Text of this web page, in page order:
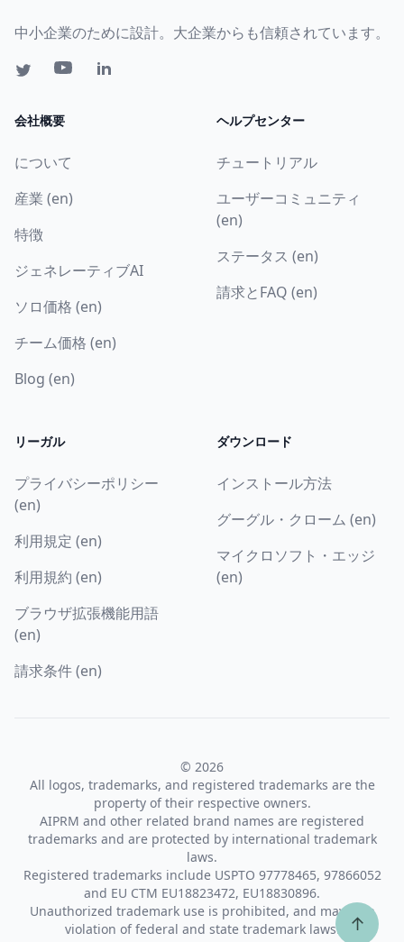
中小企業のために設計。大企業からも信頼されています。
会社概要
について
産業 (en)
特徴
ジェネレーティブAI
ソロ価格 (en)
チーム価格 (en)
Blog (en)
ヘルプセンター
チュートリアル
ユーザーコミュニティ
(en)
ステータス (en)
請求とFAQ (en)
リーガル
プライバシーポリシー
(en)
利用規定 (en)
利用規約 (en)
ブラウザ拡張機能用語
(en)
請求条件 (en)
ダウンロード
インストール方法
グーグル・クローム (en)
マイクロソフト・エッジ
(en)
© 2026
All logos, trademarks, and registered trademarks are the
property of their respective owners.
AIPRM and other related brand names are registered
trademarks and are protected by international trademark
laws.
Registered trademarks include USPTO 97778465, 97866052
and EU CTM EU18823472, EU18830896.
Unauthorized trademark use is prohibited, and may be a
violation of federal and state trademark laws.
↑